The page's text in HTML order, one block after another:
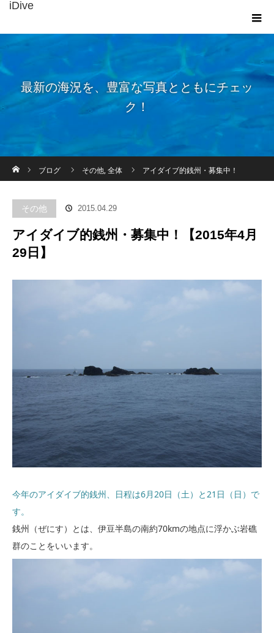
iDive
最新の海況を、豊富な写真とともにチェッ
ク！
ブログ
その他,全体 アイダイブ的銭州・募集中！
その他 2015.04.29
アイダイブ的銭州・募集中！【2015年4月
29日】
今年のアイダイブ的銭州、日程は6月20日（土）と21日（日）で
す。
銭州（ぜにす）とは、伊豆半島の南約70kmの地点に浮かぶ岩礁
群のことをいいます。